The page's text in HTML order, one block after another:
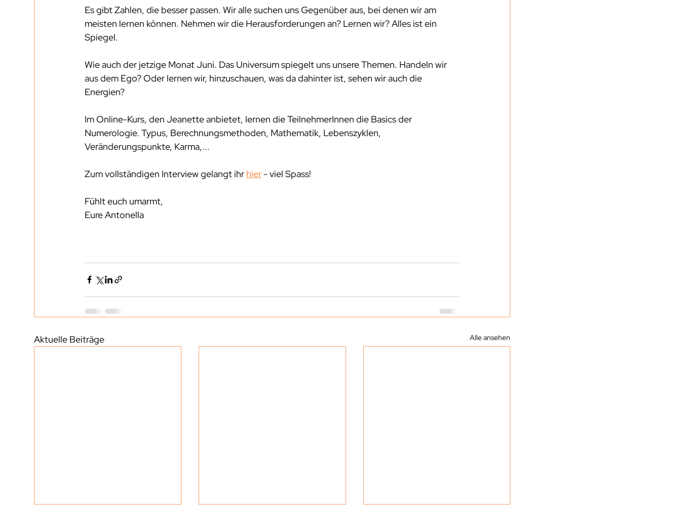
Es gibt Zahlen, die besser passen. Wir alle suchen uns Gegenüber aus, bei denen wir am
meisten lernen können. Nehmen wir die Herausforderungen an? Lernen wir? Alles ist ein
Spiegel.
Wie auch der jetzige Monat Juni. Das Universum spiegelt uns unsere Themen. Handeln wir
aus dem Ego? Oder lernen wir, hinzuschauen, was da dahinter ist, sehen wir auch die
Energien?
Im Online-Kurs, den Jeanette anbietet, lernen die TeilnehmerInnen die Basics der
Numerologie. Typus, Berechnungsmethoden, Mathematik, Lebenszyklen,
Veränderungspunkte, Karma,...
Zum vollständigen Interview gelangt ihr hier - viel Spass!
Fühlt euch umarmt,
Eure Antonella
Aktuelle Beiträge Alle ansehen